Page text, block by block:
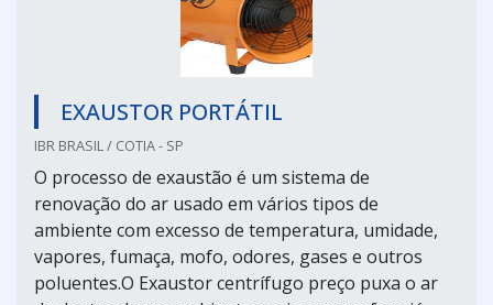
EXAUSTOR PORTÁTIL
IBR BRASIL / COTIA - SP
O processo de exaustão é um sistema de
renovação do ar usado em vários tipos de
ambiente com excesso de temperatura, umidade,
vapores, fumaça, mofo, odores, gases e outros
poluentes.O Exaustor centrífugo preço puxa o ar